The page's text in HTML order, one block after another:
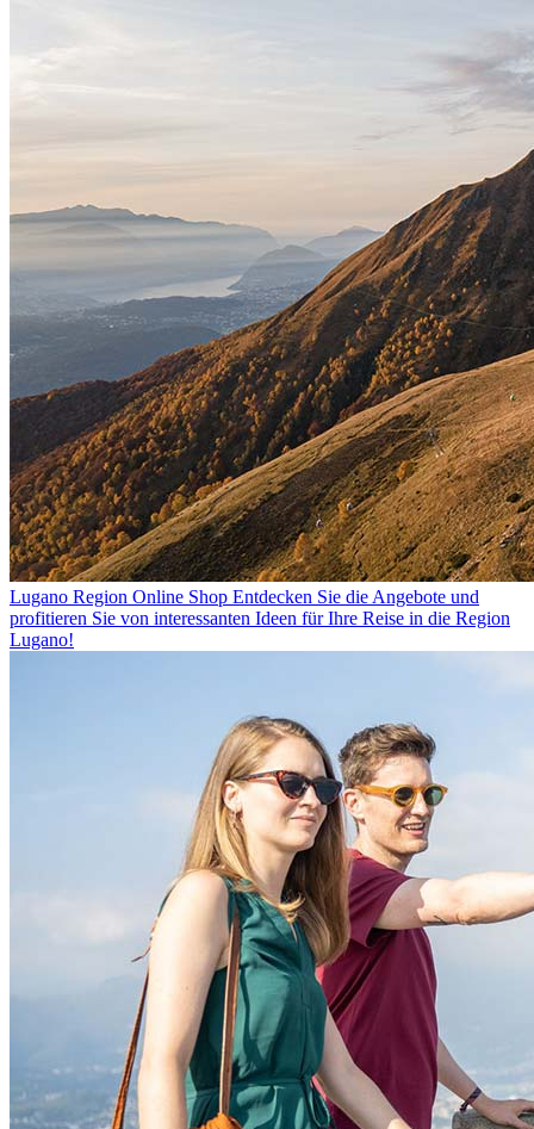
Lugano Region Online Shop Entdecken Sie die Angebote und
profitieren Sie von interessanten Ideen für Ihre Reise in die Region
Lugano!